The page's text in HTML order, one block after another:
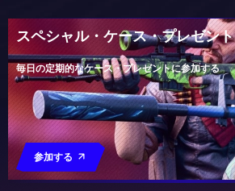
スペシャル・ケース・プレゼント
毎日の定期的なケース・プレゼントに参加する
参加する